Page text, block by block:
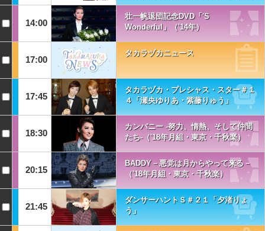
14:00
壮一帆退団記念DVD「'S
Wonderful」（'14年）
17:00
タカラヅカニュース
17:45
タカラヅカ・プレシャス・スター＃１
４「瀬央ゆりあ・紫藤りゅう」
18:30
カンパニー -努力、情熱、そして仲間
たち-（'18年月組・東京・千秋楽）
20:15
BADDY－悪党は月からやって来る－
（'18年月組・東京・千秋楽）
21:45
ダンサーハントＳ＃２１「夕渚りょ
う」